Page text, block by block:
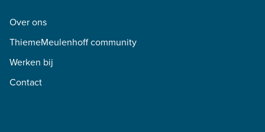
Over ons
ThiemeMeulenhoff community
Werken bij
Contact